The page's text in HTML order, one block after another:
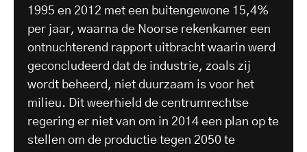
1995 en 2012 met een buitengewone 15,4%
per jaar, waarna de Noorse rekenkamer een
ontnuchterend rapport uitbracht waarin werd
geconcludeerd dat de industrie, zoals zij
wordt beheerd, niet duurzaam is voor het
milieu. Dit weerhield de centrumrechtse
regering er niet van om in 2014 een plan op te
stellen om de productie tegen 2050 te